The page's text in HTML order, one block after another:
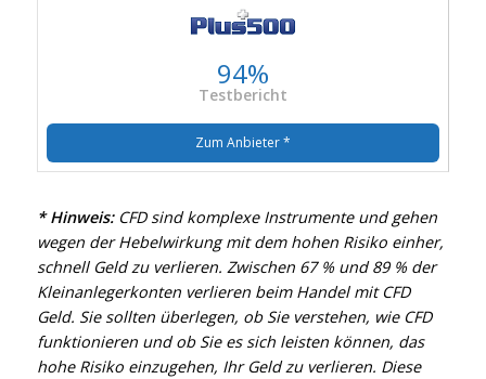
94%
Testbericht
Zum Anbieter *
* Hinweis: CFD sind komplexe Instrumente und gehen
wegen der Hebelwirkung mit dem hohen Risiko einher,
schnell Geld zu verlieren. Zwischen 67 % und 89 % der
Kleinanlegerkonten verlieren beim Handel mit CFD
Geld. Sie sollten überlegen, ob Sie verstehen, wie CFD
funktionieren und ob Sie es sich leisten können, das
hohe Risiko einzugehen, Ihr Geld zu verlieren. Diese